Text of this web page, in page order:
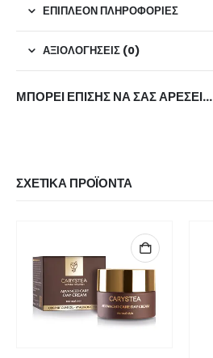
ΕΠΙΠΛΈΟΝ ΠΛΗΡΟΦΟΡΊΕΣ
ΑΞΙΟΛΟΓΉΣΕΙΣ (0)
ΜΠΟΡΕΊ ΕΠΊΣΗΣ ΝΑ ΣΑΣ ΑΡΈΣΕΙ…
ΣΧΕΤΙΚΆ ΠΡΟΪΌΝΤΑ